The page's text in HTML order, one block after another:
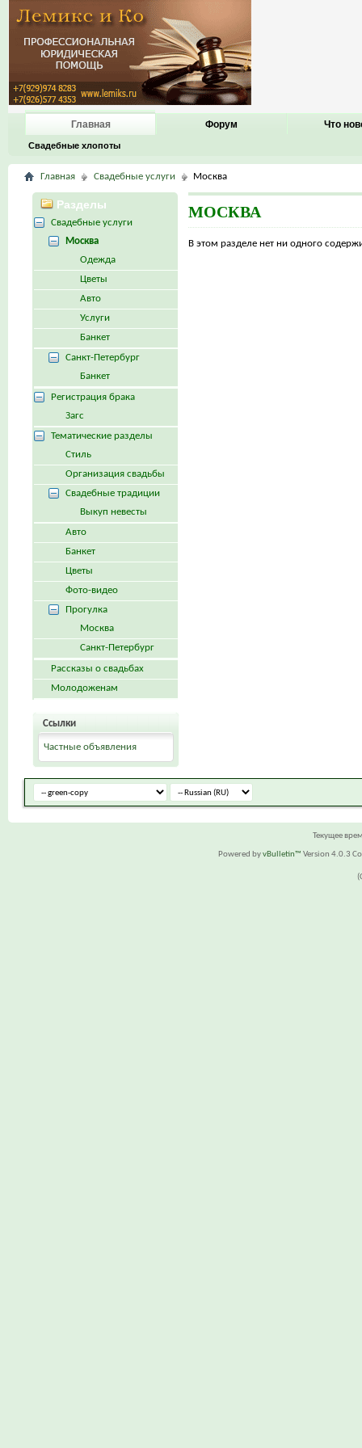
Главная
Свадебные хлопоты
Форум Что
Главная Свадебные услуги Москва
МОСКВА
В этом разделе нет ни одного
Разделы
Свадебные услуги
Москва
Одежда
Цветы
Авто
Услуги
Банкет
Санкт-Петербург
Банкет
Регистрация брака
Загс
Тематические разделы
Стиль
Организация свадьбы
Свадебные традиции
Выкуп невесты
Авто
Банкет
Цветы
Фото-видео
Прогулка
Москва
Санкт-Петербург
Рассказы о свадьбах
Молодоженам
Ссылки
Частные объявления
Текущее
Powered byvBulletin™ Version 4.0.3